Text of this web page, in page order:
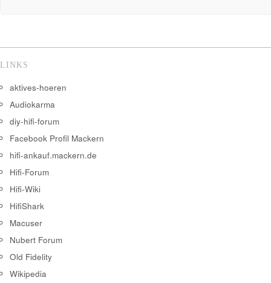
LINKS
aktives-hoeren
Audiokarma
diy-hifi-forum
Facebook Profil Mackern
hifi-ankauf.mackern.de
Hifi-Forum
Hifi-Wiki
HifiShark
Macuser
Nubert Forum
Old Fidelity
Wikipedia